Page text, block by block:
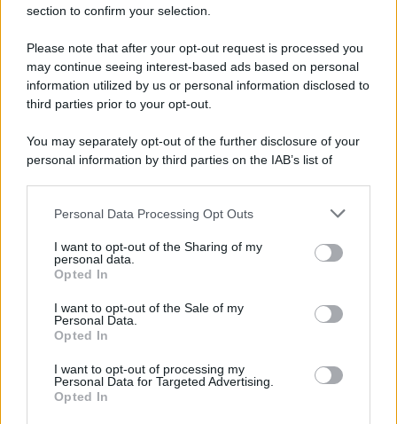
section to confirm your selection.
Please note that after your opt-out request is processed you
may continue seeing interest-based ads based on personal
information utilized by us or personal information disclosed to
third parties prior to your opt-out.
You may separately opt-out of the further disclosure of your
personal information by third parties on the IAB’s list of
This information may also be disclosed by us to third parties
disclose it to other third parties.
Please note that this website/app uses one or more Google
services and may gather and store information including but
not limited to your visit or usage behaviour. You may click to
grant or deny consent to Google and its third-party tags to
consent section.
Personal Data Processing Opt Outs
I want to opt-out of the Sharing of my
personal data.
Opted In
I want to opt-out of the Sale of my
Personal Data.
Opted In
I want to opt-out of processing my
Personal Data for Targeted Advertising.
Opted In
Hig Tech Mag
Lgbtqia News
Motors Magazine 365
Day Travel 365
Cineverse Magazine
InvestirMag
Investieren24